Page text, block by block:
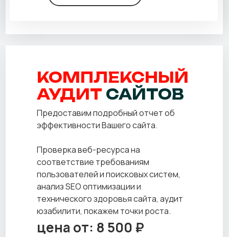
КОМПЛЕКСНЫЙ
АУДИТ САЙТОВ
Предоставим подробный отчет об
эффективности Вашего сайта.
Проверка веб-ресурса на
соответствие требованиям
пользователей и поисковых систем,
анализ SEO оптимизации и
технического здоровья сайта, аудит
юзабилити, покажем точки роста.
цена от: 8 500 ₽